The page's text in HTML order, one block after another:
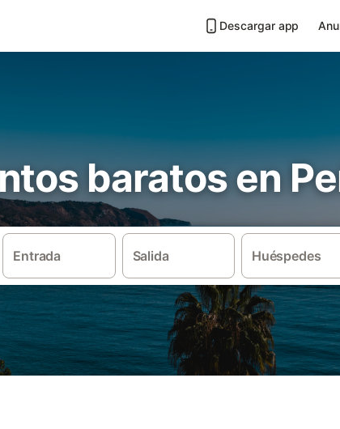
Descargar app
baratos en
Entrada Salida Huéspedes